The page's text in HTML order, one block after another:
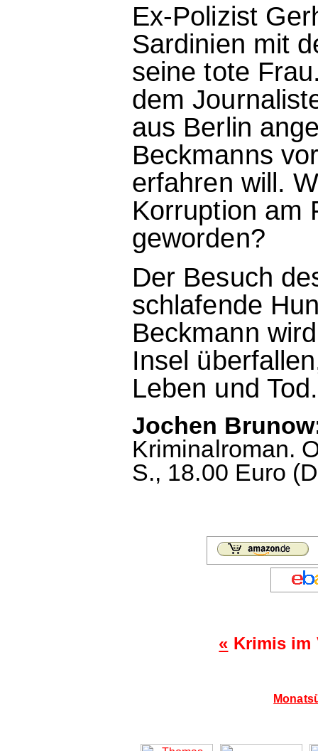
Ex-Polizist
Sardinien mit
seine tote
dem
aus Berlin
Beckmanns
erfahren will.
Korruption am
geworden?
Der Besuch
schlafende
Beckmann
Insel
Leben und
Jochen
Kriminalroman.
S., 18.00 Euro
« Krimis im